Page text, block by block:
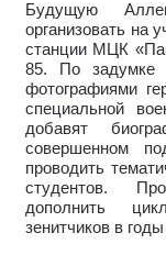
Будущую
организовать на
станции МЦК
85. По задумке
фотографиями
специальной
добавят
совершенном
проводить
студентов.
дополнить
зенитчиков в